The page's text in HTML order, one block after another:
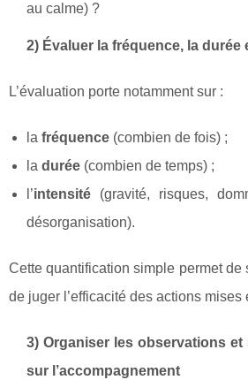
au calme) ?
2) Évaluer la fréquence, la durée
L’évaluation porte notamment sur :
la fréquence (combien de fois) ;
la durée (combien de temps) ;
l’intensité (gravité, risques,
désorganisation).
Cette quantification simple permet de
de juger l’efficacité des actions mises
3) Organiser les observations
sur l’accompagnement